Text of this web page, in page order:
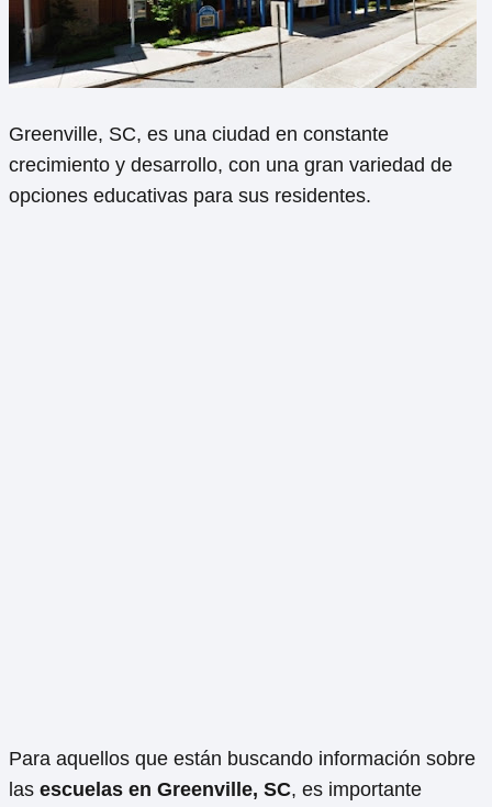
Greenville, SC, es una ciudad en constante
crecimiento y desarrollo, con una gran variedad de
opciones educativas para sus residentes.
Para aquellos que están buscando información sobre
las escuelas en Greenville, SC, es importante